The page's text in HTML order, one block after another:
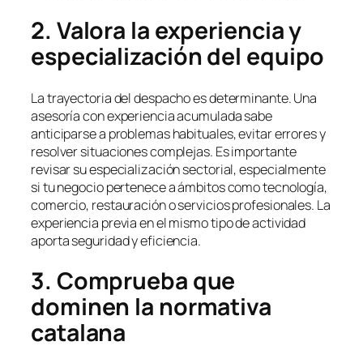
2. Valora la experiencia y
especialización del equipo
La trayectoria del despacho es determinante. Una
asesoría con experiencia acumulada sabe
anticiparse a problemas habituales, evitar errores y
resolver situaciones complejas. Es importante
revisar su especialización sectorial, especialmente
si tu negocio pertenece a ámbitos como tecnología,
comercio, restauración o servicios profesionales. La
experiencia previa en el mismo tipo de actividad
aporta seguridad y eficiencia.
3. Comprueba que
dominen la normativa
catalana